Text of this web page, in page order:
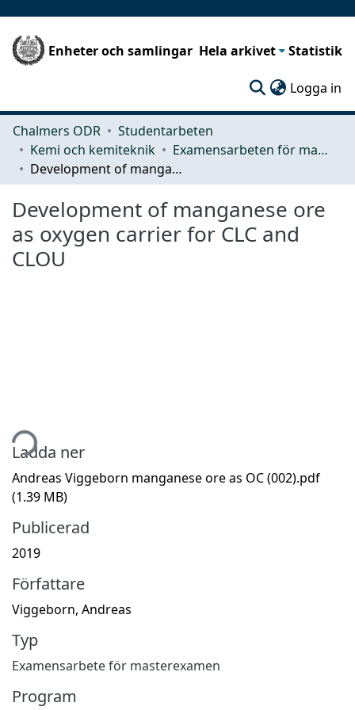
Enheter och samlingar Hela arkivet Statistik
Logga in
Chalmers ODR
Studentarbeten
Kemi och kemiteknik
Examensarbeten för masterexamen
Development of manganese ore as oxygen carrier for CLC and CLOU
Development of manganese ore
as oxygen carrier for CLC and
CLOU
Ladda ner
Andreas Viggeborn manganese ore as OC (002).pdf
(1.39 MB)
Publicerad
2019
Författare
Viggeborn, Andreas
Typ
Examensarbete för masterexamen
Program